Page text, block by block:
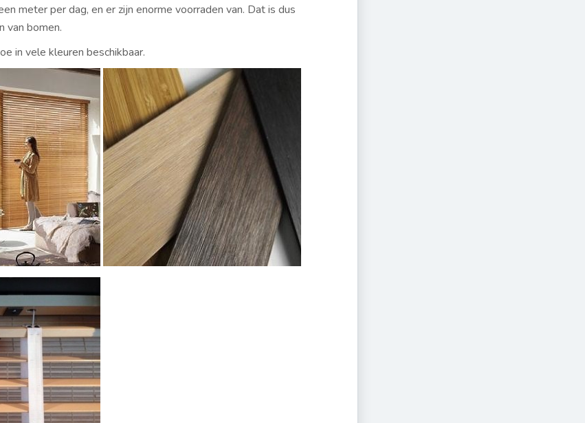
meter per dag, en er zijn enorme voorraden van. Dat is dus
van bomen.
in vele kleuren beschikbaar.